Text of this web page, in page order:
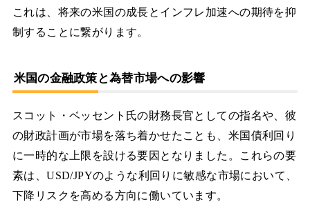
これは、将来の米国の成長とインフレ加速への期待を抑
制することに繋がります。
米国の金融政策と為替市場への影響
スコット・ベッセント氏の財務長官としての指名や、彼
の財政計画が市場を落ち着かせたことも、米国債利回り
に一時的な上限を設ける要因となりました。これらの要
素は、USD/JPYのような利回りに敏感な市場において、
下降リスクを高める方向に働いています。